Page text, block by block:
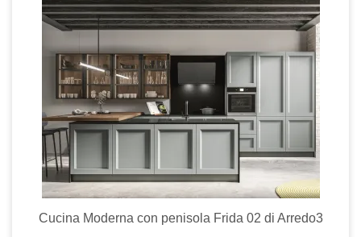
Cucina Moderna con penisola Frida 02 di Arredo3